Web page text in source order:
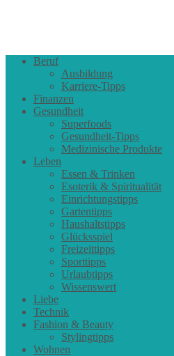
Beruf
Ausbildung
Karriere-Tipps
Finanzen
Gesundheit
Superfoods
Gesundheit-Tipps
Medizinische Produkte
Leben
Essen & Trinken
Esoterik & Spiritualität
Einrichtungstipps
Gartentipps
Haushaltstipps
Glücksspiel
Freizeittipps
Sporttipps
Urlaubtipps
Wissenswert
Liebe
Technik
Fashion & Beauty
Stylingtipps
Wohnen